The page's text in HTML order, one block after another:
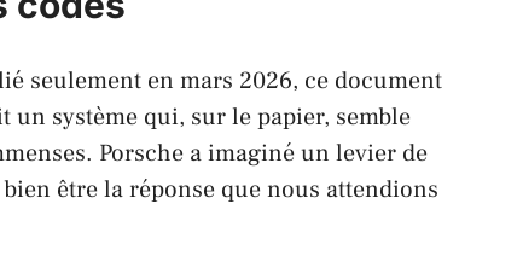
seulement en mars 2026, ce document
système qui, sur le papier, semble
Porsche a imaginé un levier de
être la réponse que nous attendions